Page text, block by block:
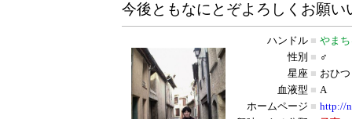
今後ともなにとぞよろしくお願い
ハンドル ■ やま
性別 ■ ♂
星座 ■ おひ
血液型 ■ A
ホームページ ■ http://